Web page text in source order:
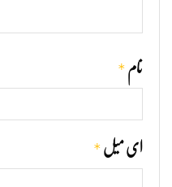
نام *
ای میل *